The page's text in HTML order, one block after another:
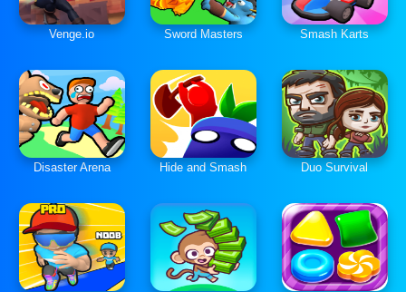
Venge.io Sword Masters Smash Karts
Disaster Arena Hide and Smash Duo Survival